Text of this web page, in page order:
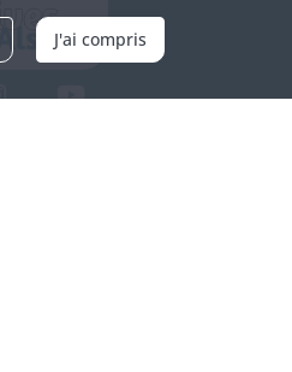
J'ai compris